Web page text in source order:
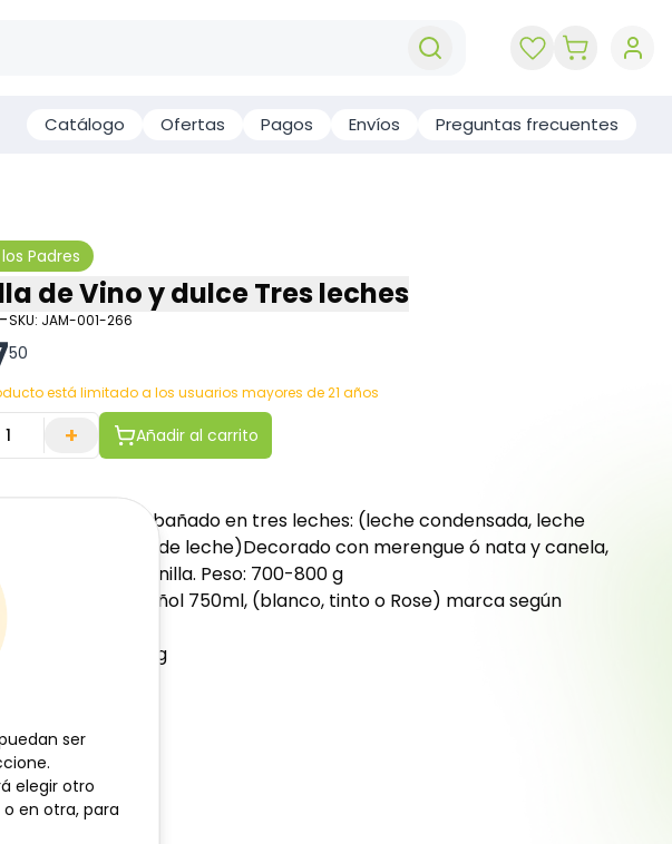
Catálogo Ofertas Pagos Envíos Preguntas frecuentes
Padres
de Vino y dulce Tres leches
-SKU: JAM-001-266
50
está limitado a los usuarios mayores de 21 años
+ Añadir al carrito
de vainilla bañado en tres leches: (leche condensada, leche
y crema de leche)Decorado con merengue ó nata y canela,
con vainilla. Peso: 700-800 g
de Vino español 750ml, (blanco, tinto o Rose) marca según
turrones de 150 g
ser
elegir otro
en otra, para
ser
elegir otro
en otra, para